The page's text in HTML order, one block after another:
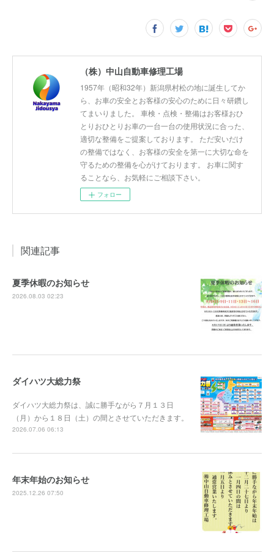
（株）中山自動車修理工場
1957年（昭和32年）新潟県村松の地に誕生してか
ら、お車の安全とお客様の安心のために日々研鑽し
てまいりました。 車検・点検・整備はお客様おひ
とりおひとりお車の一台一台の使用状況に合った、
適切な整備をご提案しております。 ただ安いだけ
の整備ではなく、お客様の安全を第一に大切な命を
守るための整備を心がけております。 お車に関す
ることなら、お気軽にご相談下さい。
フォロー
関連記事
夏季休暇のお知らせ
2026.08.03 02:23
ダイハツ大総力祭
ダイハツ大総力祭は、誠に勝手ながら７月１３日
（月）から１８日（土）の間とさせていただきます。
2026.07.06 06:13
年末年始のお知らせ
2025.12.26 07:50